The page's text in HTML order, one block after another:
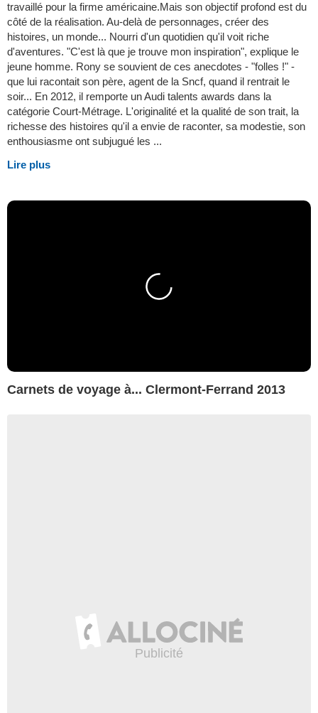
travaillé pour la firme américaine.Mais son objectif profond est du
côté de la réalisation. Au-delà de personnages, créer des
histoires, un monde... Nourri d'un quotidien qu'il voit riche
d'aventures. "C'est là que je trouve mon inspiration", explique le
jeune homme. Rony se souvient de ces anecdotes - "folles !" -
que lui racontait son père, agent de la Sncf, quand il rentrait le
soir... En 2012, il remporte un Audi talents awards dans la
catégorie Court-Métrage. L'originalité et la qualité de son trait, la
richesse des histoires qu'il a envie de raconter, sa modestie, son
enthousiasme ont subjugué les ...
Lire plus
Carnets de voyage à... Clermont-Ferrand 2013